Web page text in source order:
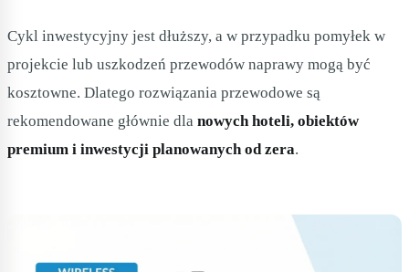
Cykl inwestycyjny jest dłuższy, a w przypadku pomyłek w
projekcie lub uszkodzeń przewodów naprawy mogą być
kosztowne. Dlatego rozwiązania przewodowe są
rekomendowane głównie dla nowych hoteli, obiektów
premium i inwestycji planowanych od zera.